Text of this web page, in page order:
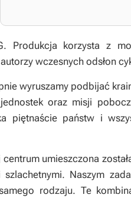
Produkcja korzysta z
wczesnych odsłon
wyruszamy podbijać
oraz misji
piętnaście państw i
umieszczona
Naszym
rodzaju. Te